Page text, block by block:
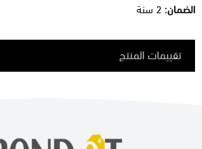
الضمان:
تقييمات المنتج